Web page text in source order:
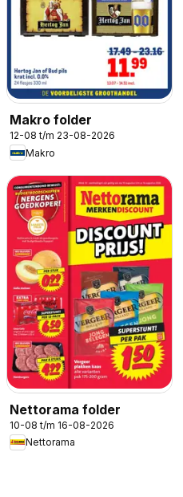
Makro folder
12-08 t/m 23-08-2026
Makro
Nettorama folder
10-08 t/m 16-08-2026
Nettorama